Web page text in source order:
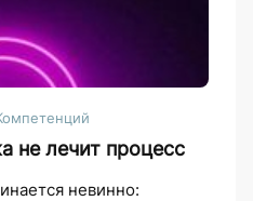
не лечит процесс
невинно: